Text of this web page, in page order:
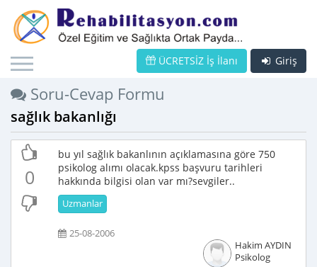
Giriş
ÜCRETSİZ İş İlanı
Soru-Cevap Formu
sağlık bakanlığı
0
bu yıl sağlık bakanlının açıklamasına göre 750
psikolog alımı olacak.kpss başvuru tarihleri
hakkında bilgisi olan var mı?sevgiler..
Uzmanlar
25-08-2006
Hakim AYDIN
Psikolog